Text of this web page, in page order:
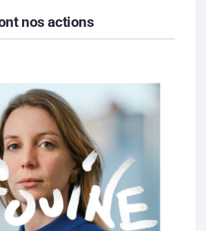
nos actions